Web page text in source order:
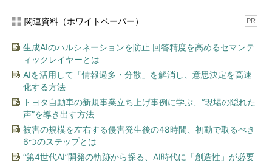
関連資料（ホワイトペーパー） PR
生成AIのハルシネーションを防止 回答精度を高めるセマンテ
ィックレイヤーとは
AIを活用して「情報過多・分散」を解消し、意思決定を高速
化する方法
トヨタ自動車の新規事業立ち上げ事例に学ぶ、“現場の隠れた
声”を導き出す方法
被害の規模を左右する侵害発生後の48時間、初動で取るべき
6つのステップとは
“第4世代AI”開発の軌跡から探る、AI時代に「創造性」が必要